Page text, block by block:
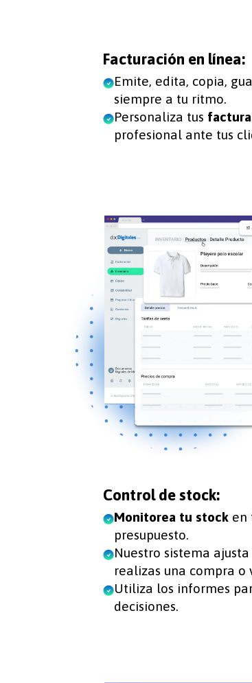
Facturación en línea:
Emite, edita, copia,
siempre a tu ritmo.
Personaliza tus
profesional ante tus
Control de stock:
Monitorea tu stock en
presupuesto.
Nuestro sistema
realizas una compra o
Utiliza los informes
decisiones.